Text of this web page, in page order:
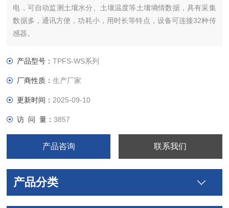
电，可自动监测土壤水分、土壤温度等土壤墒情数据，具有采集
数据多，通讯方便，功耗小，用时长等特点，设备可连接32种传
感器。
产品型号：TPFS-WS系列
厂商性质：生产厂家
更新时间： 2025-09-10
访 问 量：3857
产品咨询 联系我们
产品分类